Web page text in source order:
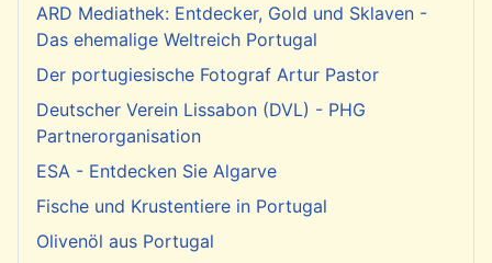
ARD Mediathek: Entdecker, Gold und Sklaven -
Das ehemalige Weltreich Portugal
Der portugiesische Fotograf Artur Pastor
Deutscher Verein Lissabon (DVL) - PHG
Partnerorganisation
ESA - Entdecken Sie Algarve
Fische und Krustentiere in Portugal
Olivenöl aus Portugal